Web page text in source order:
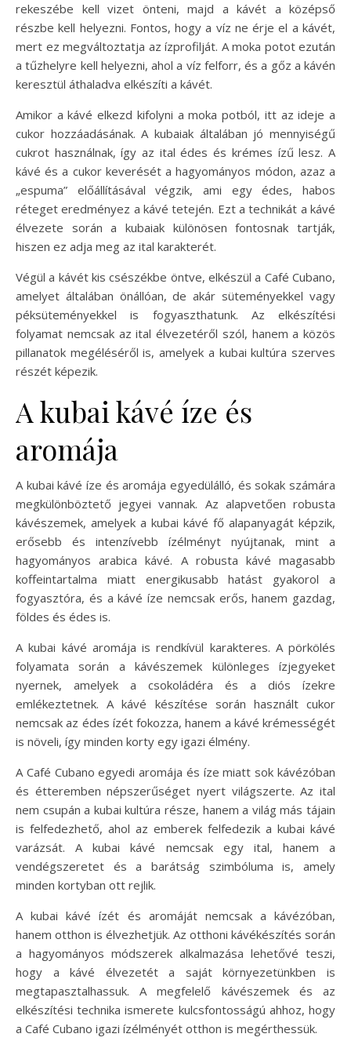
rekeszébe kell vizet önteni, majd a kávét a középső
részbe kell helyezni. Fontos, hogy a víz ne érje el a kávét,
mert ez megváltoztatja az ízprofilját. A moka potot ezután
a tűzhelyre kell helyezni, ahol a víz felforr, és a gőz a kávén
keresztül áthaladva elkészíti a kávét.
Amikor a kávé elkezd kifolyni a moka potból, itt az ideje a
cukor hozzáadásának. A kubaiak általában jó mennyiségű
cukrot használnak, így az ital édes és krémes ízű lesz. A
kávé és a cukor keverését a hagyományos módon, azaz a
„espuma” előállításával végzik, ami egy édes, habos
réteget eredményez a kávé tetején. Ezt a technikát a kávé
élvezete során a kubaiak különösen fontosnak tartják,
hiszen ez adja meg az ital karakterét.
Végül a kávét kis csészékbe öntve, elkészül a Café Cubano,
amelyet általában önállóan, de akár süteményekkel vagy
péksüteményekkel is fogyaszthatunk. Az elkészítési
folyamat nemcsak az ital élvezetéről szól, hanem a közös
pillanatok megéléséről is, amelyek a kubai kultúra szerves
részét képezik.
A kubai kávé íze és
aromája
A kubai kávé íze és aromája egyedülálló, és sokak számára
megkülönböztető jegyei vannak. Az alapvetően robusta
kávészemek, amelyek a kubai kávé fő alapanyagát képzik,
erősebb és intenzívebb ízélményt nyújtanak, mint a
hagyományos arabica kávé. A robusta kávé magasabb
koffeintartalma miatt energikusabb hatást gyakorol a
fogyasztóra, és a kávé íze nemcsak erős, hanem gazdag,
földes és édes is.
A kubai kávé aromája is rendkívül karakteres. A pörkölés
folyamata során a kávészemek különleges ízjegyeket
nyernek, amelyek a csokoládéra és a diós ízekre
emlékeztetnek. A kávé készítése során használt cukor
nemcsak az édes ízét fokozza, hanem a kávé krémességét
is növeli, így minden korty egy igazi élmény.
A Café Cubano egyedi aromája és íze miatt sok kávézóban
és étteremben népszerűséget nyert világszerte. Az ital
nem csupán a kubai kultúra része, hanem a világ más tájain
is felfedezhető, ahol az emberek felfedezik a kubai kávé
varázsát. A kubai kávé nemcsak egy ital, hanem a
vendégszeretet és a barátság szimbóluma is, amely
minden kortyban ott rejlik.
A kubai kávé ízét és aromáját nemcsak a kávézóban,
hanem otthon is élvezhetjük. Az otthoni kávékészítés során
a hagyományos módszerek alkalmazása lehetővé teszi,
hogy a kávé élvezetét a saját környezetünkben is
megtapasztalhassuk. A megfelelő kávészemek és az
elkészítési technika ismerete kulcsfontosságú ahhoz, hogy
a Café Cubano igazi ízélményét otthon is megérthessük.